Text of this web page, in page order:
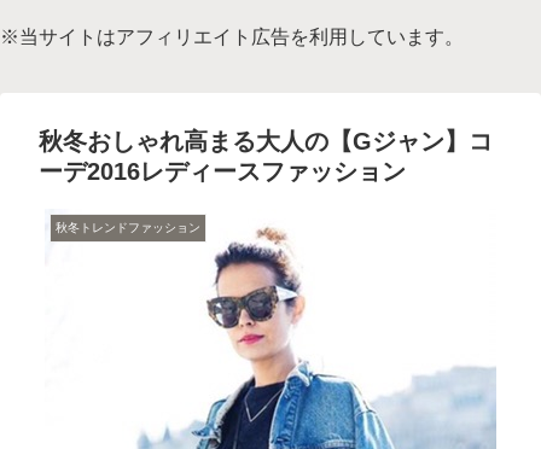
※当サイトはアフィリエイト広告を利用しています。
秋冬おしゃれ高まる大人の【Gジャン】コ
ーデ2016レディースファッション
秋冬トレンドファッション